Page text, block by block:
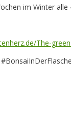
im Winter alle
The-